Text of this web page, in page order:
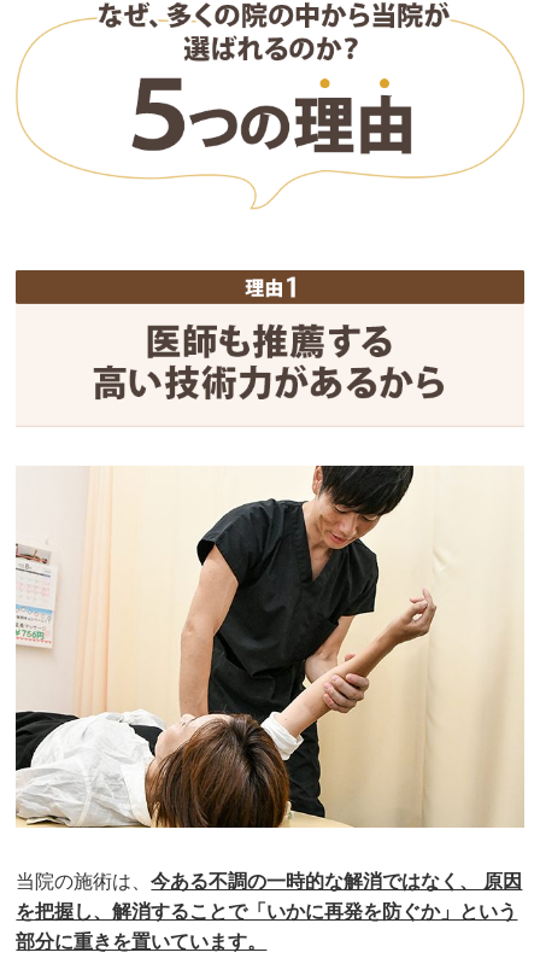
当院の施術は、今ある不調の一時的な解消ではなく、 原因
を把握し、解消することで「いかに再発を防ぐか」という
部分に重きを置いています。